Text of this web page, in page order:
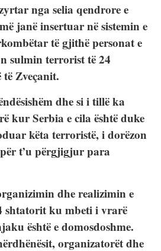
nga selia qendrore e
janë insertuar në sistemin e
të gjithë personat e
sulmin terrorist të 24
Zveçanit.
dhe si i tillë ka
kur Serbia e cila është duke
këta terroristë, i dorëzon
t’u përgjigjur para
dhe realizimin e
shtatorit ku mbeti i vrarë
është e domosdoshme.
organizatorët dhe